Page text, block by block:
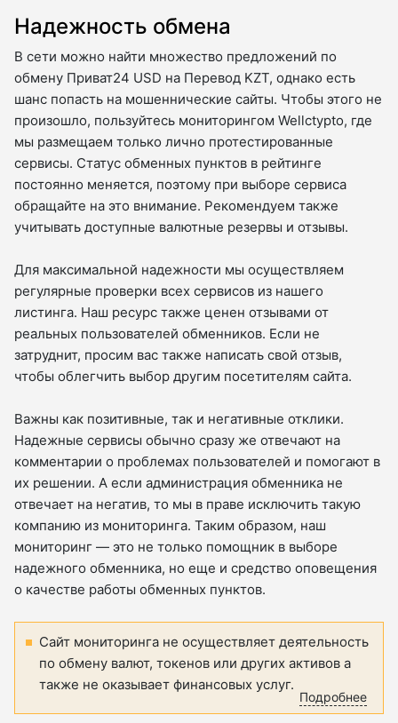
Надежность обмена
В сети можно найти множество предложений по
обмену Приват24 USD на Перевод KZT, однако есть
шанс попасть на мошеннические сайты. Чтобы этого не
произошло, пользуйтесь мониторингом Wellctypto, где
мы размещаем только лично протестированные
сервисы. Статус обменных пунктов в рейтинге
постоянно меняется, поэтому при выборе сервиса
обращайте на это внимание. Рекомендуем также
учитывать доступные валютные резервы и отзывы.
Для максимальной надежности мы осуществляем
регулярные проверки всех сервисов из нашего
листинга. Наш ресурс также ценен отзывами от
реальных пользователей обменников. Если не
затруднит, просим вас также написать свой отзыв,
чтобы облегчить выбор другим посетителям сайта.
Важны как позитивные, так и негативные отклики.
Надежные сервисы обычно сразу же отвечают на
комментарии о проблемах пользователей и помогают в
их решении. А если администрация обменника не
отвечает на негатив, то мы в праве исключить такую
компанию из мониторинга. Таким образом, наш
мониторинг — это не только помощник в выборе
надежного обменника, но еще и средство оповещения
о качестве работы обменных пунктов.
Сайт мониторинга не осуществляет деятельность
по обмену валют, токенов или других активов а
также не оказывает финансовых услуг.
Подробнее